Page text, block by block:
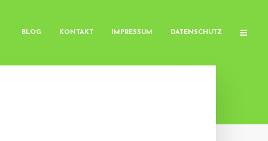
BLOG KONTAKT IMPRESSUM DATENSCHUTZ